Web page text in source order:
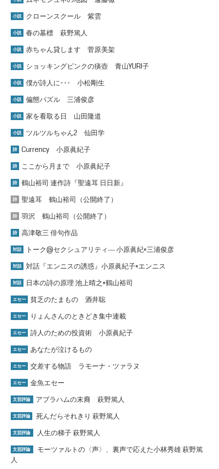
小説 クローンスクール 紫雲
小説 春の墓標 萩野篤人
小説 赤ちゃん貸します 菅原美架
小説 ショッキングピンクの痰壺 青山YURI子
小説 僕が詩人に･･･ 小松剛生
小説 偏態パズル 三浦俊彦
小説 家を看取る日 山田隆道
小説 ツルツルちゃん2 仙田学
詩 Currency 小原眞紀子
詩 ここから月まで 小原眞紀子
詩 鶴山裕司 連作詩『聖遠耳 日日新』
詩 聖遠耳 鶴山裕司（公開終了）
詩 羽沢 鶴山裕司（公開終了）
詩 高津敬三 俳句作品
対話 トーク@セクシュアリティ― 小原眞紀×三浦俊彦
対話 対話『エンニスの誘惑』小原眞紀子×エンニス
対話 日本の詩の原理 池上晴之×鶴山裕司
エセー 貧乏のたまもの 酒井聡
エセー りょんさんのときどき集中連載
エセー 詩人のための投資術 小原眞紀子
エセー あなたが泣けるもの
エセー 交差する物語 ラモーナ・ツァラヌ
エセー 金魚エセー
文芸評論 アブラハムの末裔 萩野篤人
文芸評論 死んだらそれきり 萩野篤人
文芸評論 人生の梯子 萩野篤人
文芸評論
モーツァルトの〈声〉、裏声で応えた小林秀雄 萩野篤
人